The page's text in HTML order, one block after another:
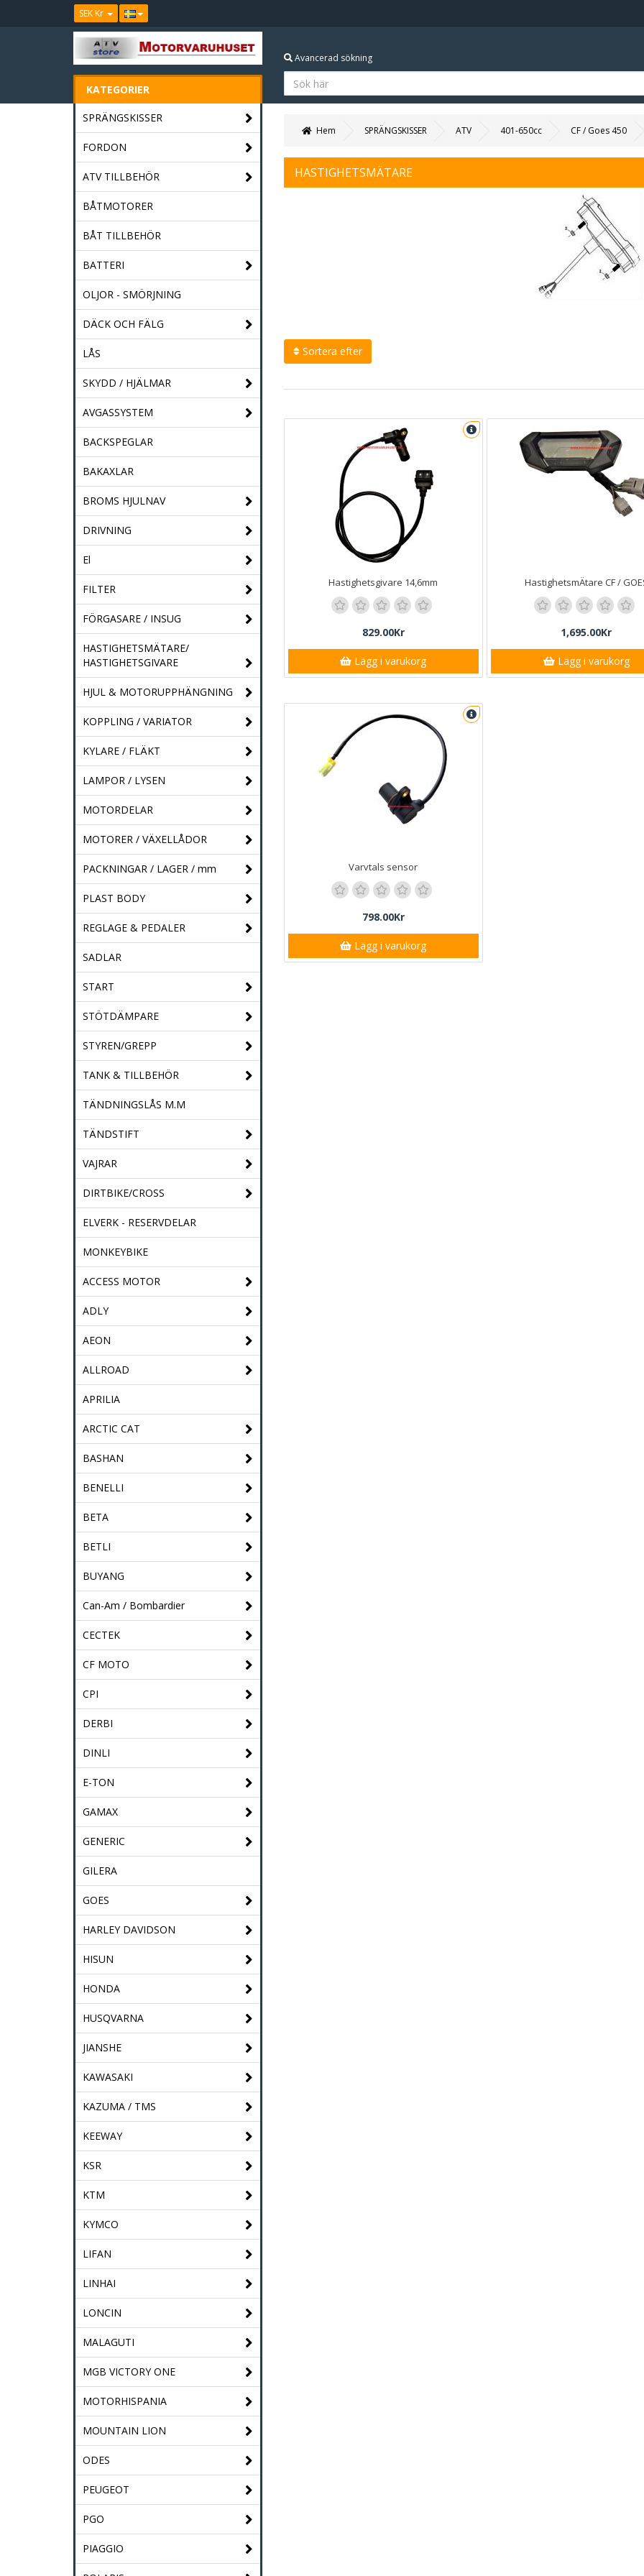
SEK Kr
KATEGORIER
Avancerad sökning
SPRÄNGSKISSER
FORDON
ATV TILLBEHÖR
BÅTMOTORER
BÅT TILLBEHÖR
BATTERI
OLJOR - SMÖRJNING
DÄCK OCH FÄLG
LÅS
SKYDD / HJÄLMAR
AVGASSYSTEM
BACKSPEGLAR
BAKAXLAR
BROMS HJULNAV
DRIVNING
El
FILTER
FÖRGASARE / INSUG
HASTIGHETSMÄTARE/
HASTIGHETSGIVARE
HJUL & MOTORUPPHÄNGNING
KOPPLING / VARIATOR
KYLARE / FLÄKT
LAMPOR / LYSEN
MOTORDELAR
MOTORER / VÄXELLÅDOR
PACKNINGAR / LAGER / mm
PLAST BODY
REGLAGE & PEDALER
SADLAR
START
STÖTDÄMPARE
STYREN/GREPP
TANK & TILLBEHÖR
TÄNDNINGSLÅS M.M
TÄNDSTIFT
VAJRAR
DIRTBIKE/CROSS
ELVERK - RESERVDELAR
MONKEYBIKE
ACCESS MOTOR
ADLY
AEON
ALLROAD
APRILIA
ARCTIC CAT
BASHAN
BENELLI
BETA
BETLI
BUYANG
Can-Am / Bombardier
CECTEK
CF MOTO
CPI
DERBI
DINLI
E-TON
GAMAX
GENERIC
GILERA
GOES
HARLEY DAVIDSON
HISUN
HONDA
HUSQVARNA
JIANSHE
KAWASAKI
KAZUMA / TMS
KEEWAY
KSR
KTM
KYMCO
LIFAN
LINHAI
LONCIN
MALAGUTI
MGB VICTORY ONE
MOTORHISPANIA
MOUNTAIN LION
ODES
PEUGEOT
PGO
PIAGGIO
Hem SPRÄNGSKISSER ATV 401-650cc CF / Goes 450
HASTIGHETSMÄTARE
Sortera efter
Hastighetsgivare 14,6mm
829.00Kr
Lägg i varukorg
HastighetsmÄtare CF /
1,695.00Kr
Lägg i varukorg
Varvtals sensor
798.00Kr
Lägg i varukorg